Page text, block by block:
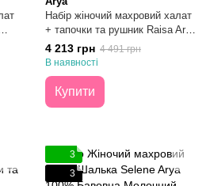
Набір жіночий махровий халат
+ тапочки та рушник Raisa Arya
100% Бавовна Білий S/M
4 213 грн 4 491 грн
В наявності
Купити
3
3